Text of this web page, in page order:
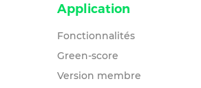
Application
Fonctionnalités
Green-score
Version membre